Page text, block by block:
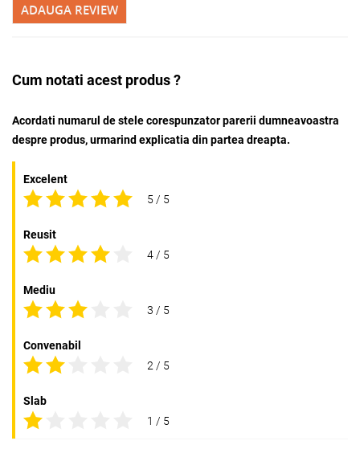
ADAUGA REVIEW
Cum notati acest produs ?
Acordati numarul de stele corespunzator parerii dumneavoastra
despre produs, urmarind explicatia din partea dreapta.
Excelent
5 / 5
Reusit
4 / 5
Mediu
3 / 5
Convenabil
2 / 5
Slab
1 / 5